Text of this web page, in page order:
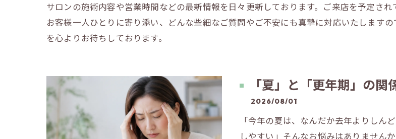
サロンの施術内容や営業時間などの最新情報を日々更新しております。ご来店を予定さ
お客様一人ひとりに寄り添い、どんな些細なご質問やご不安にも真摯に対応いたします
を心よりお待ちしております。
「夏」と「更年期」の
2026/08/01
「今年の夏は、なんだか去年よりし
しやすい」そんなお悩みはありません